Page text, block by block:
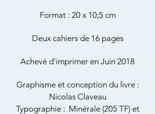
Format : 20 x 10;5 cm
Deux cahiers de 16 pages
Achevé d'imprimer en Juin 2018
Graphisme et conception du livre :
Nicolas Claveau
Typographie : Minérale (205 TF) et